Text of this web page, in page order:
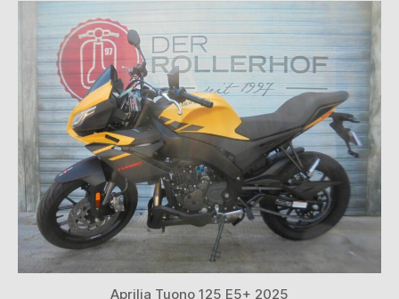
Aprilia Tuono 125 E5+ 2025